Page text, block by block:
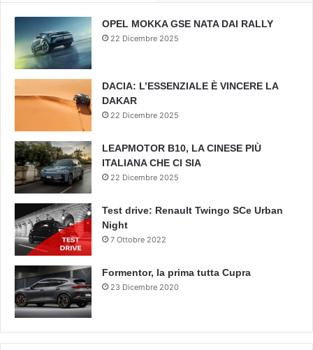
OPEL MOKKA GSE NATA DAI RALLY
22 Dicembre 2025
DACIA: L’ESSENZIALE È VINCERE LA
DAKAR
22 Dicembre 2025
LEAPMOTOR B10, LA CINESE PIÙ
ITALIANA CHE CI SIA
22 Dicembre 2025
Test drive: Renault Twingo SCe Urban
Night
7 Ottobre 2022
Formentor, la prima tutta Cupra
23 Dicembre 2020